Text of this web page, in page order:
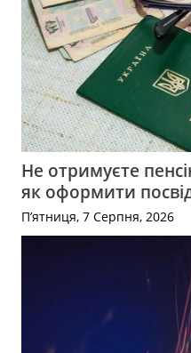
Не отримуєте
як оформити
П’ятниця, 7 Серпня, 2026